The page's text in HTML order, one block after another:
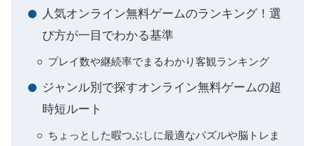
人気オンライン無料ゲームのランキング！選
び方が一目でわかる基準
プレイ数や継続率でまるわかり客観ランキング
ジャンル別で探すオンライン無料ゲームの超
時短ルート
ちょっとした暇つぶしに最適なパズルや脳トレま